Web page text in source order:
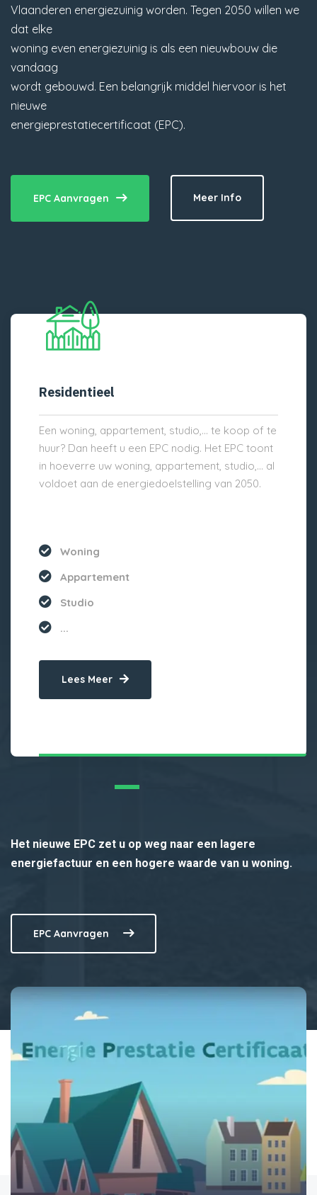
Vlaanderen energiezuinig worden. Tegen 2050 willen we
dat elke
woning even energiezuinig is als een nieuwbouw die
vandaag
wordt gebouwd. Een belangrijk middel hiervoor is het
nieuwe
energieprestatiecertificaat (EPC).
EPC Aanvragen Meer Info
Residentieel
Een woning, appartement, studio,… te koop of te
huur? Dan heeft u een EPC nodig. Het EPC toont
in hoeverre uw woning, appartement, studio,… al
voldoet aan de energiedoelstelling van 2050.
Woning
Appartement
Studio
...
Lees Meer
Het nieuwe EPC zet u op weg naar een lagere
energiefactuur en een hogere waarde van u woning.
EPC Aanvragen